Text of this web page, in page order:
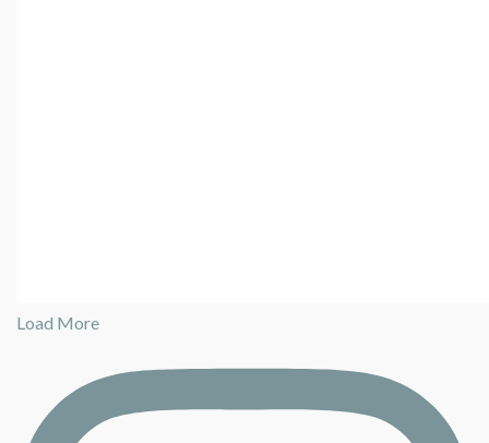
Load More